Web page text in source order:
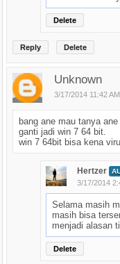
Delete
Reply Delete
Unknown
3/17/2014 11:42 AM
bang ane mau tanya
ganti jadi win 7 64 bit.
win 7 64bit bisa kena
Hertzer
3/17/2014
Selama masih
masih bisa
menjadi alasan
Delete